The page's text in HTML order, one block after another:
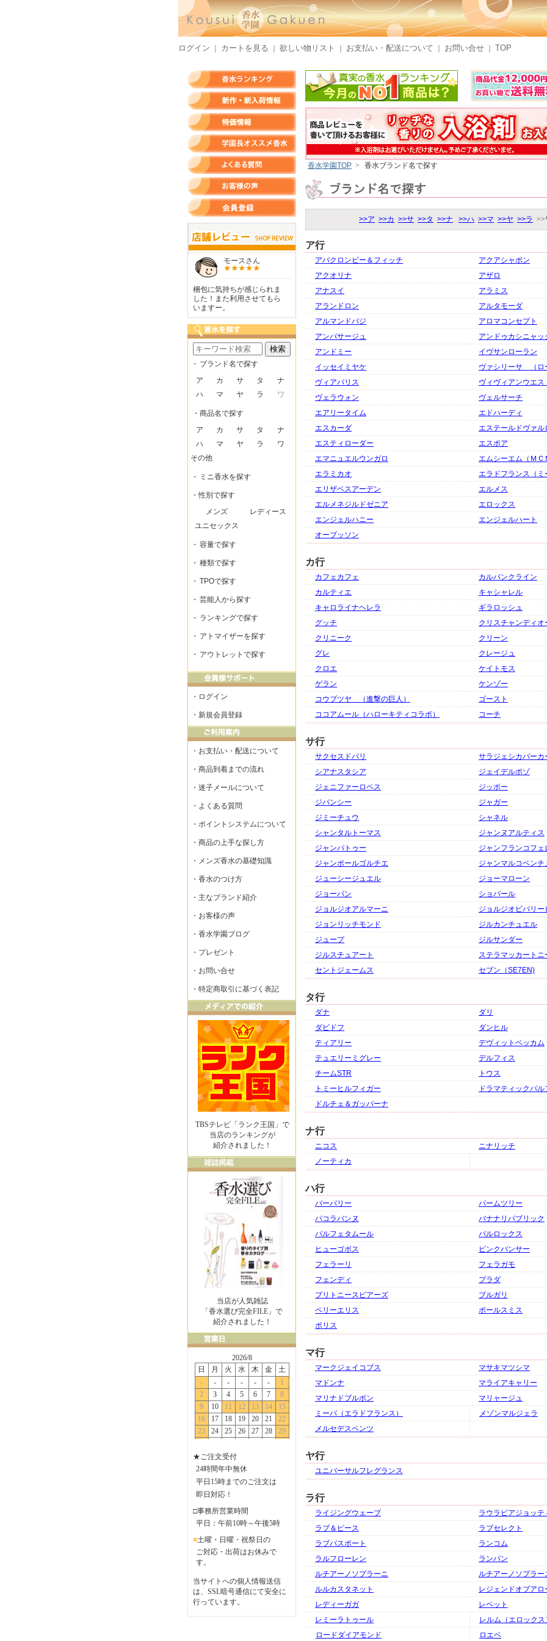
ログイン カートを見る 欲しい物リスト お支払い・配送について お問い合せ TOP
香水学園TOP > 香水ブランド名で探す
>>ア >>カ >>サ >>タ >>ナ >>ハ >>マ >>ヤ >>ラ
ア行
アバクロンビー＆フィッチ
アクアシャボン
アクオリナ
アザロ
アナスイ
アラミス
アランドロン
アルタモーダ
アルマンドバジ
アロマコンセプト
アンパサージュ
アンドゥカシニャッ
アンドミー
イヴサンローラン
イッセイミヤケ
ヴァシリーサ （ロ
ヴィアパリス
ヴィヴィアンウエス
ヴェラウォン
ヴェルサーチ
エアリータイム
エドハーディ
エスカーダ
エステールドヴァル
エスティローダー
エスポア
エマニュエルウンガロ
エムシーエム（ＭＣ
エラミカオ
エラドフランス（ミ
エリザベスアーデン
エルメス
エルメネジルドゼニア
エロックス
エンジェルハニー
エンジェルハート
オーブッソン
カ行
カフェカフェ
カルバンクライン
カルティエ
キャシャレル
キャロライナヘレラ
ギラロッシュ
グッチ
クリスチャンディオ
クリニーク
クリーン
グレ
クレージュ
クロエ
ケイトモス
ゲラン
ケンゾー
コウブツヤ （進撃の巨人）
ゴースト
ココアムール（ハローキティコラボ）
コーチ
サ行
サクセスドパリ
サラジェシカパーカ
シアナスタシア
ジェイデルポゾ
ジェニファーロペス
ジッポー
ジバンシー
ジャガー
ジミーチュウ
シャネル
シャンタルトーマス
ジャンヌアルティス
ジャンパトゥー
ジャンフランコフェ
ジャンポールゴルチエ
ジャンマルコベンチ
ジューシージュエル
ジョーマローン
ジョーバン
ショパール
ジョルジオアルマーニ
ジョルジオビバリー
ジョンリッチモンド
ジルカンチュエル
ジュープ
ジルサンダー
ジルスチュアート
ステラマッカートニ
セントジェームス
セブン（SE7EN)
タ行
ダナ
ダリ
ダビドフ
ダンヒル
ティアリー
デヴィットベッカム
テュエリーミグレー
デルフィス
チームSTR
トウス
トミーヒルフィガー
ドラマティックパル
ドルチェ＆ガッバーナ
ナ行
ニコス
ニナリッチ
ノーティカ
ハ行
バーバリー
パームツリー
パコラバンヌ
バナナリパブリック
パルフェタムール
パルロックス
ヒューゴボス
ピンクパンサー
フェラーリ
フェラガモ
フェンディ
プラダ
ブリトニースピアーズ
ブルガリ
ペリーエリス
ポールスミス
ポリス
マ行
マークジェイコブス
マサキマツシマ
マドンナ
マライアキャリー
マリナドブルボン
マリャージュ
ミーパ（エラドフランス）
メゾンマルジェラ
メルセデスベンツ
ヤ行
ユニバーサルフレグランス
ラ行
ライジングウェーブ
ラウラビアジョッテ
ラブ＆ピース
ラブセレクト
ラブパスポート
ランコム
ラルフローレン
ランバン
ルチアーノソプラーニ
ルチアーノソプラー
ルルカスタネット
レジェンドオブアロ
レディーガガ
レペット
レミーラトゥール
レルム（エロックス
ロードダイアモンド
ロエベ
KURAさん
こまめにメールを頂けたの
で安心できました。
しらすさん
商品が早く届いたのでよか
ったです。また利用させて
もらいます！
好きな香水を、いろいろ少
量試せるところが魅力でし
した。
いたし
検索
・ ブランド名で探す
ア
カ サ タ
ナ
ハ
マ ヤ ラ ワ
・商品名で探す
ア
カ サ タ
ナ
ハ
マ ヤ ラ
ワ
その他
・ ミニ香水を探す
・性別で探す
メンズ
レディース
ユニセックス
・ 容量で探す
・ 種類で探す
・ TPOで探す
・ 芸能人から探す
・ ランキングで探す
・ アトマイザーを探す
・ アウトレットで探す
・ ログイン
・ 新規会員登録
・ お支払い・配送について
・ 商品到着までの流れ
・ 迷子メールについて
・ よくある質問
・ ポイントシステムについて
・ 商品の上手な探し方
・ メンズ香水の基礎知識
・ 香水のつけ方
・ 主なブランド紹介
・ お客様の声
・ 香水学園ブログ
・ プレゼント
・ お問い合せ
・ 特定商取引に基づく表記
TBSテレビ「ランク王国」で
当店のランキングが
紹介されました！
当店が人気雑誌
「香水選び完全FILE」で
紹介されました！
★ご注文受付
24時間年中無休
平日15時までのご注文は
即日対応！
□事務所営業時間
平日：午前10時～午後5時
■土曜・日曜・祝祭日の
ご対応・出荷はお休みで
す。
当サイトへの個人情報送信
は、SSL暗号通信にて安全に
行っています。